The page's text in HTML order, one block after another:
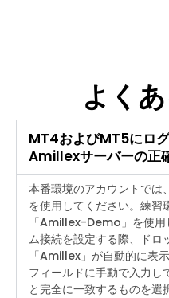
よく
MT4およびMT5にロ
Amillexサーバーの正
本番環境のアカウントでは
を使用してください。練習
「Amillex-Demo」を使用
ム接続を設定する際、ドロ
「Amillex」が自動的に表
フィールドに手動で入力し
と完全に一致するものを選